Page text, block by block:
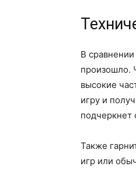
В
произошло.
высокие
игру и
подчеркнет
Также
игр или